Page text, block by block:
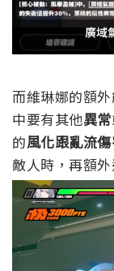
而維琳娜的額
中要有其他異常
的風化跟亂流
敵人時，再額